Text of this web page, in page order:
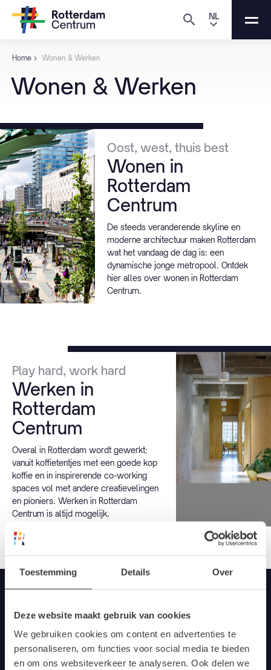
Toestemming Details Over
Deze website maakt gebruik van cookies
We gebruiken cookies om content en advertenties te
personaliseren, om functies voor social media te bieden
en om ons websiteverkeer te analyseren. Ook delen we
NL
Home Wonen & Werken
Wonen & Werken
Oost, west, thuis best
Wonen in
Rotterdam
Centrum
De steeds veranderende skyline en
moderne architectuur maken Rotterdam
wat het vandaag de dag is: een
dynamische jonge metropool. Ontdek
hier alles over wonen in Rotterdam
Centrum.
Play hard, work hard
Werken in
Rotterdam
Centrum
Overal in Rotterdam wordt gewerkt:
vanuit koffietentjes met een goede kop
koffie en in inspirerende co-working
spaces vol met andere creatievelingen
en pioniers. Werken in Rotterdam
Centrum is altijd mogelijk.
Schrijf je in voor onze
nieuwsbrief